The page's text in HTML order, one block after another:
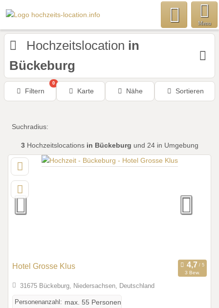
Menu
Hochzeitslocation in
Bückeburg
Filtern
0
Karte Nähe Sortieren
Suchradius:
3Hochzeitslocations in Bückeburg und 24 in Umgebung
Hotel Grosse Klus
3 Bew.
31675 Bückeburg, Niedersachsen, Deutschland
Personenanzahl: max. 55 Personen